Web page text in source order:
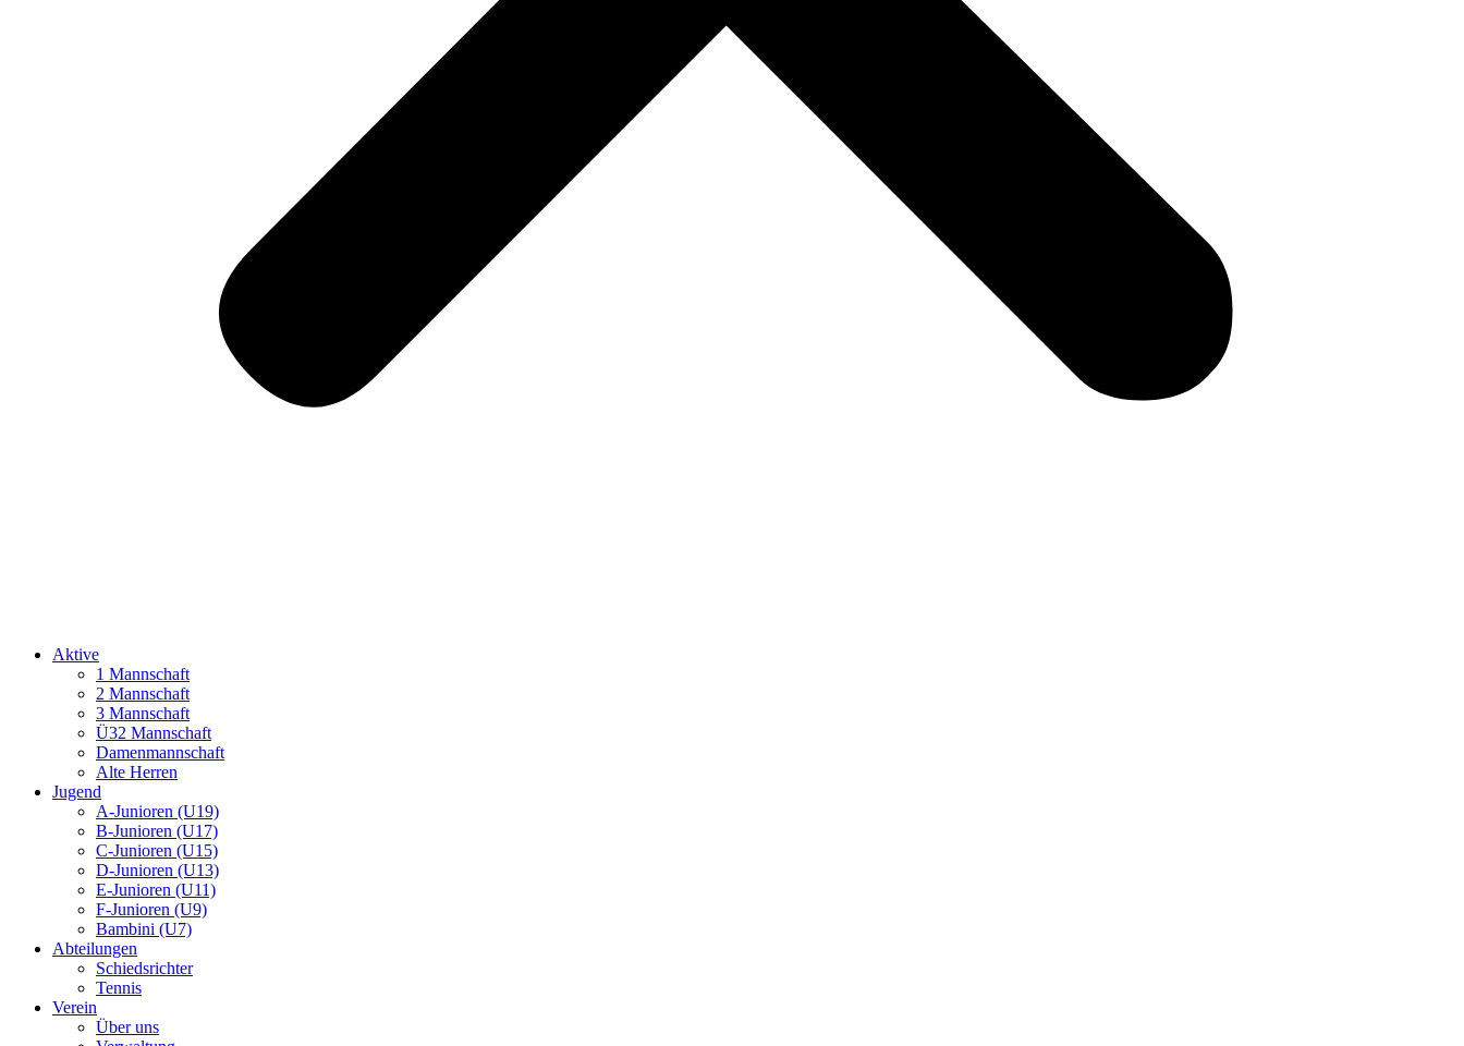
Aktive
1 Mannschaft
2 Mannschaft
3 Mannschaft
Ü32 Mannschaft
Damenmannschaft
Alte Herren
Jugend
A-Junioren (U19)
B-Junioren (U17)
C-Junioren (U15)
D-Junioren (U13)
E-Junioren (U11)
F-Junioren (U9)
Bambini (U7)
Abteilungen
Schiedsrichter
Tennis
Verein
Über uns